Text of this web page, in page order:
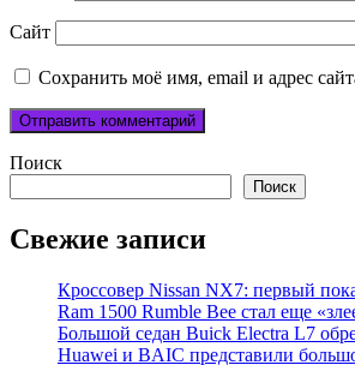
Сайт
Сохранить моё имя, email и адрес
Поиск
Поиск
Свежие записи
Кроссовер Nissan NX7: первый
Ram 1500 Rumble Bee стал еще
Большой седан Buick Electra L7
Huawei и BAIC представили